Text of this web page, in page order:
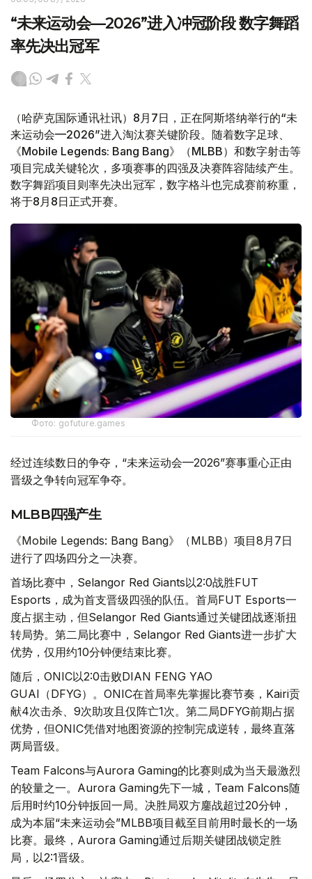
“未来运动会—2026”进入冲冠阶段 数字舞蹈
率先决出冠军
（哈萨克国际通讯社讯）8月7日，正在阿斯塔纳举行的“未
来运动会—2026”进入淘汰赛关键阶段。随着数字足球、
《Mobile Legends: Bang Bang》（MLBB）和数字射击等
项目完成关键轮次，多项赛事的四强及决赛阵容陆续产生。
数字舞蹈项目则率先决出冠军，数字格斗也完成赛前称重，
将于8月8日正式开赛。
Фото: gofuture.games
经过连续数日的争夺，“未来运动会—2026”赛事重心正由
晋级之争转向冠军争夺。
MLBB四强产生
《Mobile Legends: Bang Bang》（MLBB）项目8月7日
进行了四场四分之一决赛。
首场比赛中，Selangor Red Giants以2:0战胜FUT
Esports，成为首支晋级四强的队伍。首局FUT Esports一
度占据主动，但Selangor Red Giants通过关键团战逐渐扭
转局势。第二局比赛中，Selangor Red Giants进一步扩大
优势，仅用约10分钟便结束比赛。
随后，ONIC以2:0击败DIAN FENG YAO
GUAI（DFYG）。ONIC在首局率先掌握比赛节奏，Kairi贡
献4次击杀、9次助攻且仅阵亡1次。第二局DFYG前期占据
优势，但ONIC凭借对地图资源的控制完成逆转，最终直落
两局晋级。
Team Falcons与Aurora Gaming的比赛则成为当天最激烈
的较量之一。Aurora Gaming先下一城，Team Falcons随
后用时约10分钟扳回一局。决胜局双方鏖战超过20分钟，
成为本届“未来运动会”MLBB项目截至目前用时最长的一场
比赛。最终，Aurora Gaming通过后期关键团战锁定胜
局，以2:1晋级。